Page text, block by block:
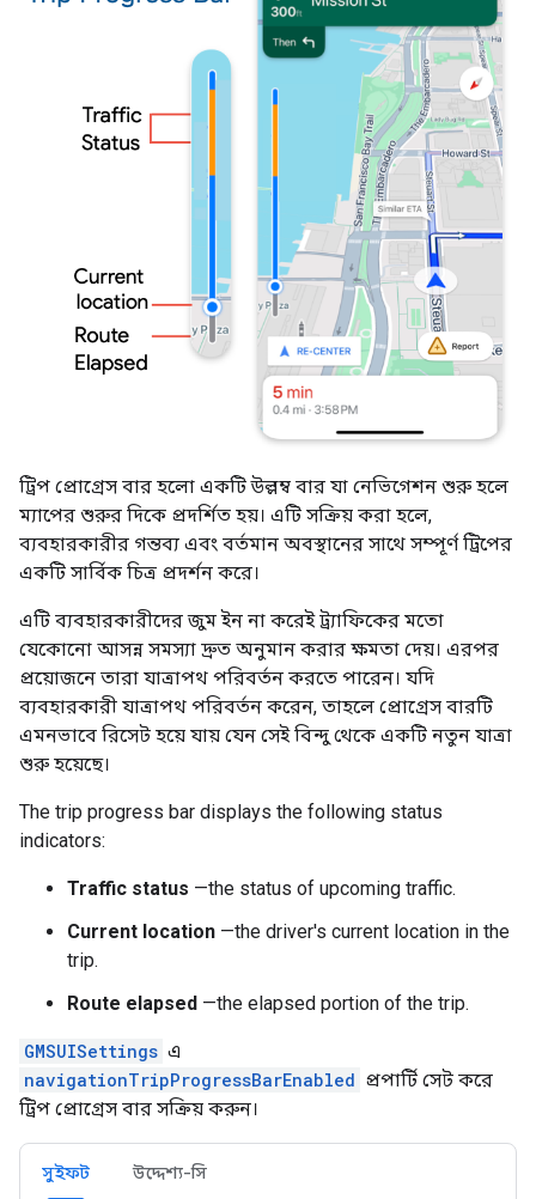
ট্রিপ প্রোগ্রেস বার হলো একটি উল্লম্ব বার যা নেভিগেশন শুরু হলে
ম্যাপের শুরুর দিকে প্রদর্শিত হয়। এটি সক্রিয় করা হলে,
ব্যবহারকারীর গন্তব্য এবং বর্তমান অবস্থানের সাথে সম্পূর্ণ ট্রিপের
একটি সার্বিক চিত্র প্রদর্শন করে।
এটি ব্যবহারকারীদের জুম ইন না করেই ট্র্যাফিকের মতো
যেকোনো আসন্ন সমস্যা দ্রুত অনুমান করার ক্ষমতা দেয়। এরপর
প্রয়োজনে তারা যাত্রাপথ পরিবর্তন করতে পারেন। যদি
ব্যবহারকারী যাত্রাপথ পরিবর্তন করেন, তাহলে প্রোগ্রেস বারটি
এমনভাবে রিসেট হয়ে যায় যেন সেই বিন্দু থেকে একটি নতুন যাত্রা
শুরু হয়েছে।
The trip progress bar displays the following status
indicators:
Traffic status —the status of upcoming traffic.
Current location —the driver's current location in the
trip.
Route elapsed —the elapsed portion of the trip.
GMSUISettings এ
navigationTripProgressBarEnabled প্রপার্টি সেট করে
ট্রিপ প্রোগ্রেস বার সক্রিয় করুন।
সুইফট উদ্দেশ্য-সি